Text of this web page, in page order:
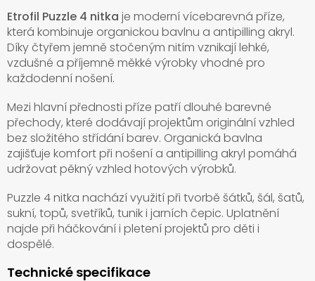
Etrofil Puzzle 4 nitka je moderní vícebarevná příze,
která kombinuje organickou bavlnu a antipilling akryl.
Díky čtyřem jemně stočeným nitím vznikají lehké,
vzdušné a příjemně měkké výrobky vhodné pro
každodenní nošení.
Mezi hlavní přednosti příze patří dlouhé barevné
přechody, které dodávají projektům originální vzhled
bez složitého střídání barev. Organická bavlna
zajišťuje komfort při nošení a antipilling akryl pomáhá
udržovat pěkný vzhled hotových výrobků.
Puzzle 4 nitka nachází využití při tvorbě šátků, šál, šatů,
sukní, topů, svetříků, tunik i jarních čepic. Uplatnění
najde při háčkování i pletení projektů pro děti i
dospělé.
Technické specifikace